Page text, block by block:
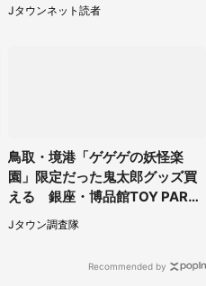
Jタウンネット読者
鳥取・境港「ゲゲゲの妖怪楽
園」限定だった鬼太郎グッズ買
える 銀座・博品館TOY PARK
へ急げ【8／8～31】
Jタウン調査隊
Recommended by